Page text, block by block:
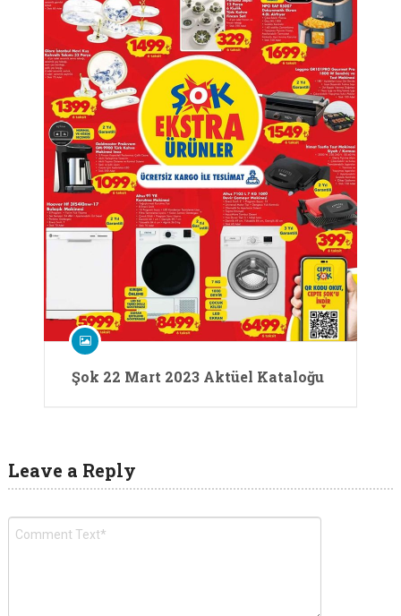
Şok 22 Mart 2023 Aktüel Kataloğu
Leave a Reply